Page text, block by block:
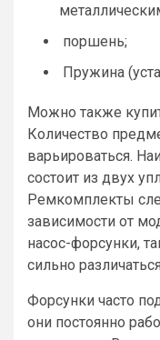
поршень;
Пружина
Можно также
Количество
варьироваться.
состоит из двух
Ремкомплекты
зависимости от
насос-форсунки,
сильно
Форсунки часто
они постоянно